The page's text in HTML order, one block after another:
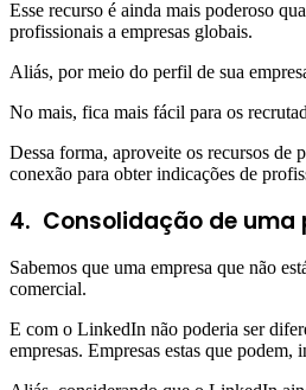
Esse recurso é ainda mais poderoso
profissionais a empresas globais.
Aliás, por meio do perfil de sua
No mais, fica mais fácil para os
Dessa forma, aproveite os recursos de
conexão para obter indicações de
4. Consolidação de uma
Sabemos que uma empresa que não
comercial.
E com o LinkedIn não poderia ser
empresas. Empresas estas que